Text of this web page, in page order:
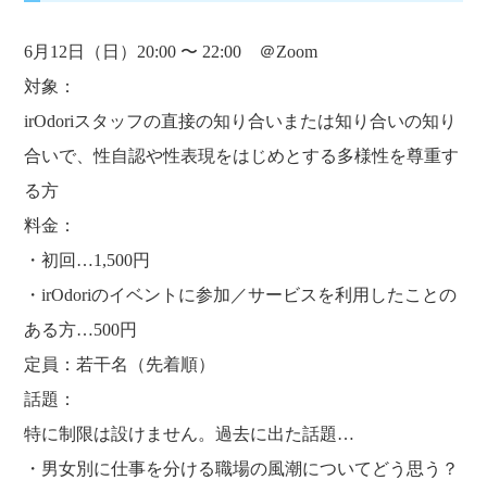
6月12日（日）20:00 〜 22:00 ＠Zoom
対象：
irOdoriスタッフの直接の知り合いまたは知り合いの知り
合いで、性自認や性表現をはじめとする多様性を尊重す
る方
料金：
・初回…1,500円
・irOdoriのイベントに参加／サービスを利用したことの
ある方…500円
定員：若干名（先着順）
話題：
特に制限は設けません。過去に出た話題…
・男女別に仕事を分ける職場の風潮についてどう思う？